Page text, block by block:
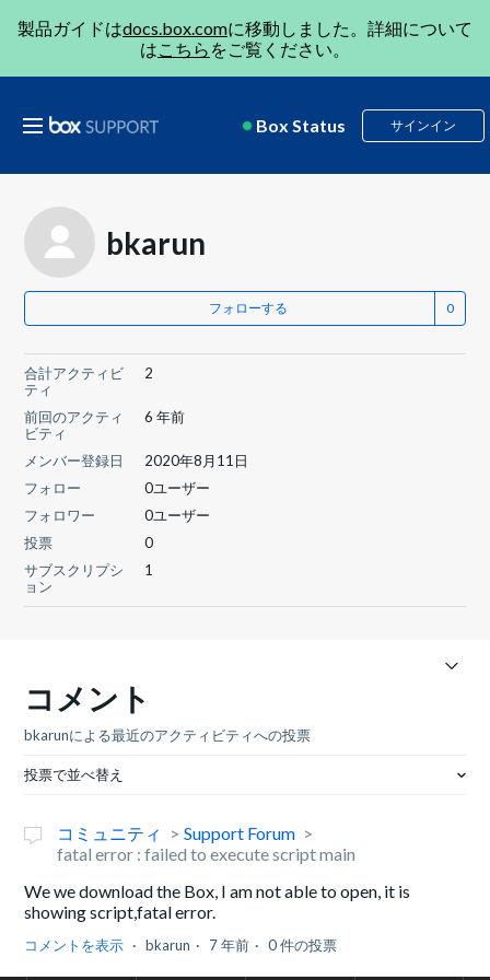
製品ガイドはdocs.box.comに移動しました。詳細について
はこちら をご覧ください。
Box Status サインイン
bkarun
フォローする
合計アクティビ
ティ
2
前回のアクティ
ビティ
6 年前
メンバー登録日
2020年8月11日
フォロー
0ユーザー
フォロワー
0ユーザー
投票
0
サブスクリプシ
ョン
1
コメント
bkarunによる最近のアクティビティへの投票
投票で並べ替え
コミュニティ
Support Forum
fatal error : failed to execute script main
We we download the Box, I am not able to open, it is
showing script,fatal error.
コメントを表示 bkarun 7 年前 0 件の投票